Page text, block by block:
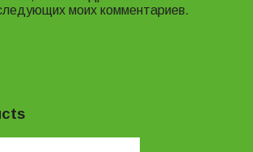
моих комментариев.